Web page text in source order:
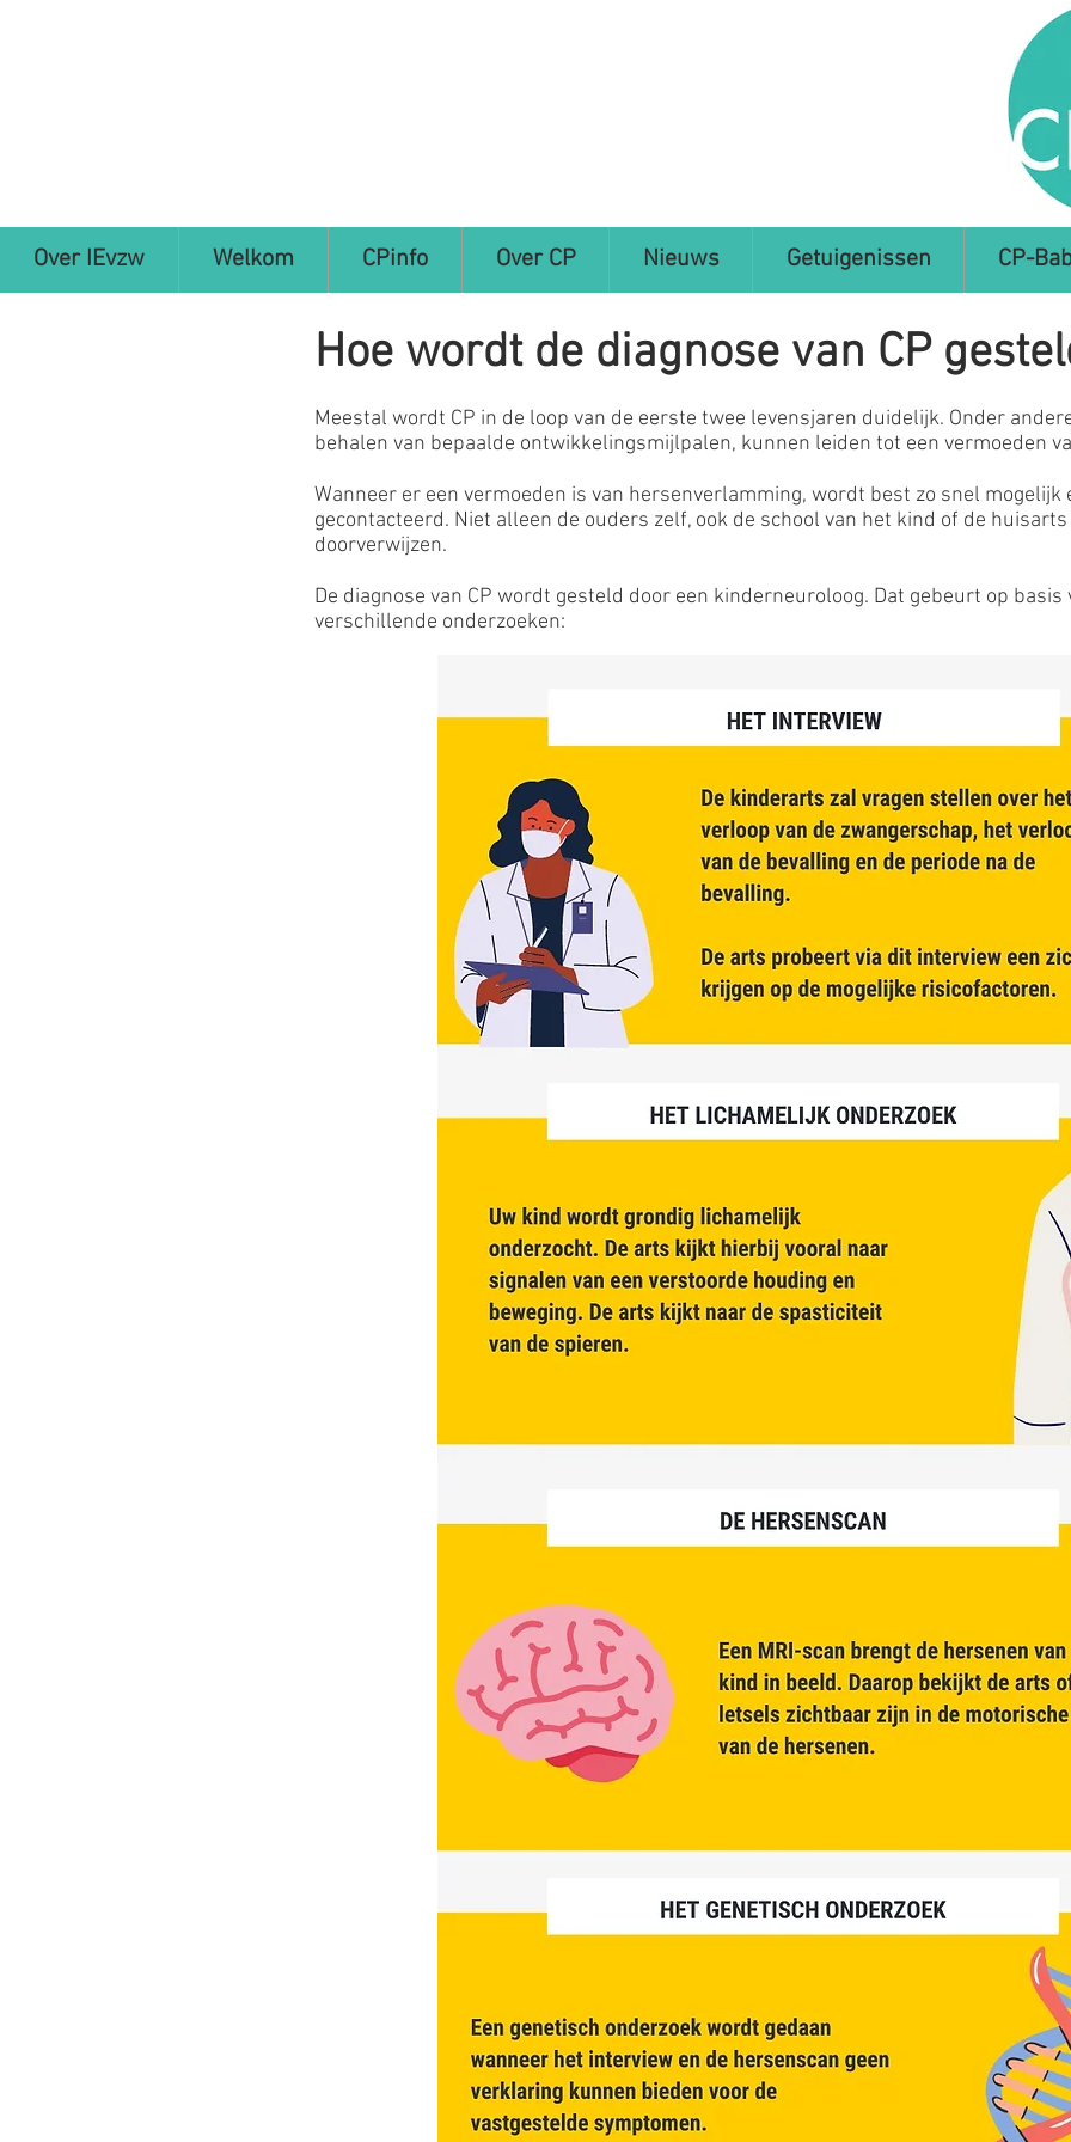
Over IEvzw Welkom CPinfo Over CP Nieuws Getuigenissen CP-
Hoe wordt de diagnose van CP
Meestal wordt CP in de loop van de eerste twee levensjaren duidelijk. Onder
behalen van bepaalde ontwikkelingsmijlpalen, kunnen leiden tot een vermoeden
Wanneer er een vermoeden is van hersenverlamming, wordt best zo snel mogelijk
gecontacteerd. Niet alleen de ouders zelf, ook de school van het kind of de
doorverwijzen.
De diagnose van CP wordt gesteld door een kinderneuroloog. Dat gebeurt op basis
verschillende onderzoeken: